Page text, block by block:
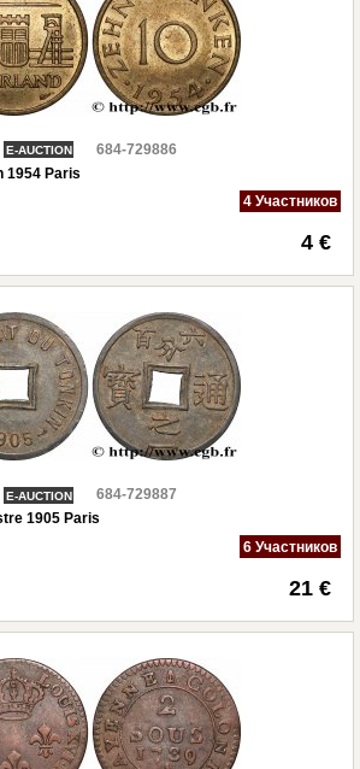
E-AUCTION
684-729886
1954 Paris
4 Участников
4 €
E-AUCTION
684-729887
1905 Paris
6 Участников
21 €